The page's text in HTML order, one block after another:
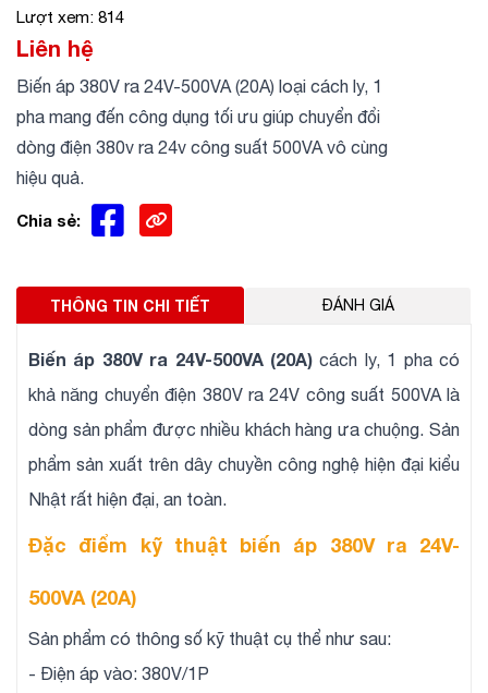
Lượt xem: 814
Liên hệ
Biến áp 380V ra 24V-500VA (20A) loại cách ly, 1
pha mang đến công dụng tối ưu giúp chuyển đổi
dòng điện 380v ra 24v công suất 500VA vô cùng
hiệu quả.
Chia sẻ:
THÔNG TIN CHI TIẾT ĐÁNH GIÁ
Biến áp 380V ra 24V-500VA (20A) cách ly, 1 pha có
khả năng chuyển điện 380V ra 24V công suất 500VA là
dòng sản phẩm được nhiều khách hàng ưa chuộng. Sản
phẩm sản xuất trên dây chuyền công nghệ hiện đại kiểu
Nhật rất hiện đại, an toàn.
Đặc điểm kỹ thuật biến áp 380V ra 24V-
500VA (20A)
Sản phẩm có thông số kỹ thuật cụ thể như sau:
- Điện áp vào: 380V/1P